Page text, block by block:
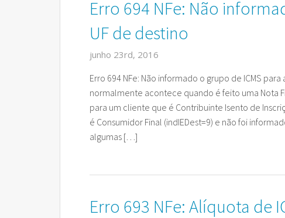
Cobrança
Rz FCI – Ficha de Conteúdo de
Rz GeoReport
Rz Sinc Lojas
CAD Para
Erro 694 NFe: Não
UF de destino
junho 23rd, 2016
Erro 694 NFe: Não informado o grupo de ICMS para
normalmente acontece quando é feito uma Nota
para um cliente que é Contribuinte Isento de
é Consumidor Final (indIEDest=9) e não foi
algumas […]
Erro 693 NFe: Alíquota de